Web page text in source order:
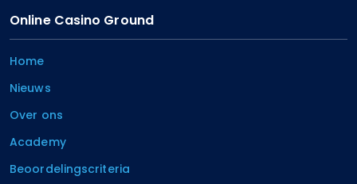
Online Casino Ground
Home
Nieuws
Over ons
Academy
Beoordelingscriteria